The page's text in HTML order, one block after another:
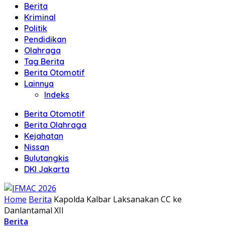
Berita
Kriminal
Politik
Pendidikan
Olahraga
Tag Berita
Berita Otomotif
Lainnya
Indeks
Berita Otomotif
Berita Olahraga
Kejahatan
Nissan
Bulutangkis
DKI Jakarta
Home Berita Kapolda Kalbar Laksanakan CC ke
Danlantamal XII
Berita